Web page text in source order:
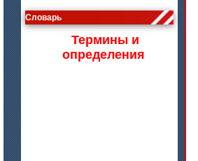
Изделия МКРВ-200, МКРВХ-250
Словарь
Термины и
определения